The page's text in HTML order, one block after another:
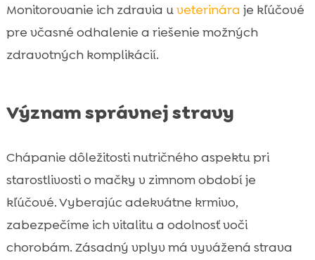
Monitorovanie ich zdravia uveterinára je kľúčové
pre včasné odhalenie a riešenie možných
zdravotných komplikácií.
Význam správnej stravy
Chápanie dôležitosti nutričného aspektu pri
starostlivosti o mačky v zimnom období je
kľúčové. Vyberajúc adekvátne krmivo,
zabezpečíme ich vitalitu a odolnosť voči
chorobám. Zásadný vplyv má vyvážená strava